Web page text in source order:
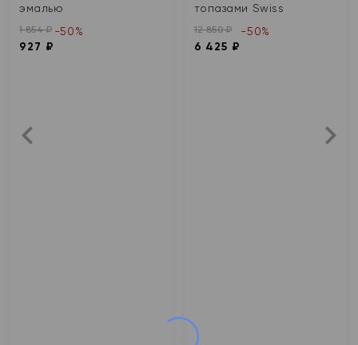
эмалью
1 854 ₽
927 ₽
-50%
топазами Swiss
12 850 ₽
6 425 ₽
-50%